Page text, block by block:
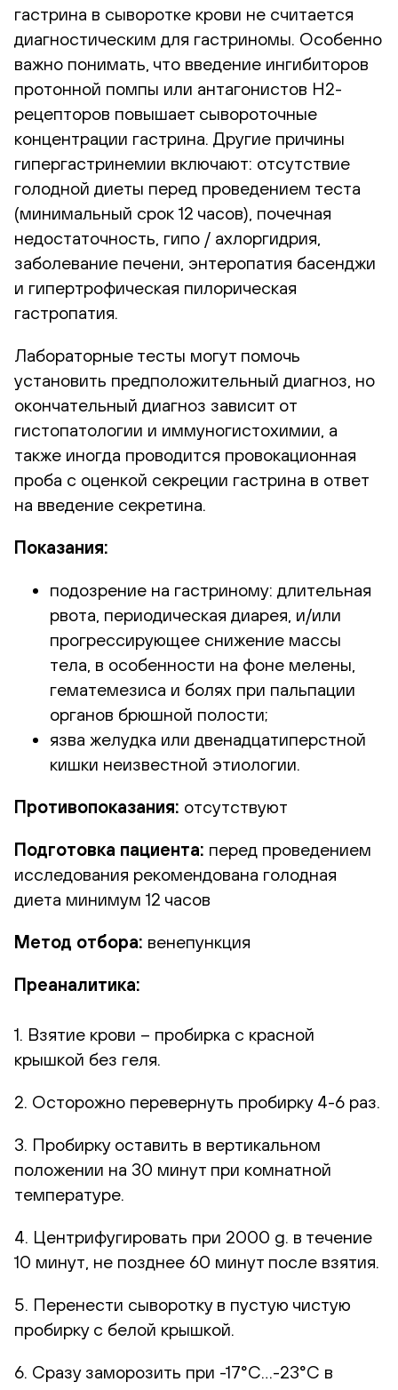
гастрина в сыворотке крови не считается
диагностическим для гастриномы. Особенно
важно понимать, что введение ингибиторов
протонной помпы или антагонистов Н2-
рецепторов повышает сывороточные
концентрации гастрина. Другие причины
гипергастринемии включают: отсутствие
голодной диеты перед проведением теста
(минимальный срок 12 часов), почечная
недостаточность, гипо / ахлоргидрия,
заболевание печени, энтеропатия басенджи
и гипертрофическая пилорическая
гастропатия.
Лабораторные тесты могут помочь
установить предположительный диагноз, но
окончательный диагноз зависит от
гистопатологии и иммуногистохимии, а
также иногда проводится провокационная
проба с оценкой секреции гастрина в ответ
на введение секретина.
Показания:
подозрение на гастриному: длительная
рвота, периодическая диарея, и/или
прогрессирующее снижение массы
тела, в особенности на фоне мелены,
гематемезиса и болях при пальпации
органов брюшной полости;
язва желудка или двенадцатиперстной
кишки неизвестной этиологии.
Противопоказания: отсутствуют
Подготовка пациента: перед проведением
исследования рекомендована голодная
диета минимум 12 часов
Метод отбора: венепункция
Преаналитика:
1. Взятие крови – пробирка с красной
крышкой без геля.
2. Осторожно перевернуть пробирку 4-6 раз.
3. Пробирку оставить в вертикальном
положении на 30 минут при комнатной
температуре.
4. Центрифугировать при 2000 g. в течение
10 минут, не позднее 60 минут после взятия.
5. Перенести сыворотку в пустую чистую
пробирку с белой крышкой.
6. Сразу заморозить при -17°С…-23°С в